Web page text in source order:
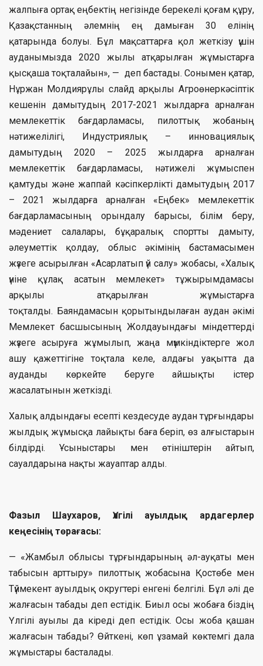
жалпыға ортақ еңбектің негізінде берекелі қоғам құру,
Қазақстанның әлемнің ең дамыған 30 елінің
қатарында болуы. Бұл мақсаттарға қол жеткізу үшін
ауданымызда 2020 жылы атқарылған жұмыстарға
қысқаша тоқталайын», — деп бастады. Сонымен қатар,
Нұржан Молдиярұлы слайд арқылы Агроөнеркәсіптік
кешенін дамытудың 2017-2021 жылдарға арналған
мемлекеттік бағдарламасы, пилоттық жобаның
нәтижелілігі, Индустриялық – инновациялық
дамытудың 2020 – 2025 жылдарға арналған
мемлекеттік бағдарламасы, нәтижелі жұмыспен
қамтуды және жаппай кәсіпкерлікті дамытудың 2017
– 2021 жылдарға арналған «Еңбек» мемлекеттік
бағдарламасының орындалу барысы, білім беру,
мәдениет салалары, бұқаралық спортты дамыту,
әлеуметтік қолдау, облыс әкімінің бастамасымен
жүзеге асырылған «Асарлатып үй салу» жобасы, «Халық
үніне құлақ асатын мемлекет» тұжырымдамасы
арқылы атқарылған жұмыстарға
тоқталды. Баяндамасын қорытындылаған аудан әкімі
Мемлекет басшысының Жолдауындағы міндеттерді
жүзеге асыруға жұмылып, жаңа мүмкіндіктерге жол
ашу қажеттігіне тоқтала келе, алдағы уақытта да
ауданды көркейте беруге айшықты істер
жасалатынын жеткізді.
Халық алдындағы есепті кездесуде аудан тұрғындары
жылдық жұмысқа лайықты баға беріп, өз алғыстарын
білдірді. Ұсыныстары мен өтініштерін айтып,
сауалдарына нақты жауаптар алды.
Фазыл Шаухаров, Үлгілі ауылдық ардагерлер
кеңесінің төрағасы:
— «Жамбыл облысы тұрғындарының әл-ауқаты мен
табысын арттыру» пилоттық жобасына Қостөбе мен
Түймекент ауылдық округтері енгені белгілі. Бұл әлі де
жалғасын табады деп естідік. Биыл осы жобаға біздің
Үлгілі ауылы да кіреді деп естідік. Осы жоба қашан
жалғасын табады? Өйткені, көп ұзамай көктемгі дала
жұмыстары басталады.